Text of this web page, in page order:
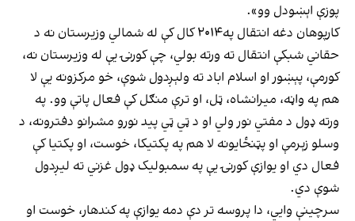
پوزې اېښودل وو».
کارپوهان دغه انتقال په۲۰۱۴ کال کې له شمالي وزیرستان نه د
حقاني شبکې انتقال ته ورته بولي، چې کورنۍ یې له وزیرستان نه،
کورمې، پېښور او اسلام اباد ته ولېږدول شوې، خو مرکزونه یې لا
هم په واڼه، میرانشاه، ټل، او ترې منګل کې فعال پاتې وو. په
ورته ډول د مفتي نور ولي او د ټي ټي پيد نورو مشرانو دفترونه، د
وسلو زېرمې او پټنځایونه لا هم په پکتیکا، خوست، او پکتیا کې
فعال دي او یوازې کورنۍ یې په سمبولیک ډول غزني ته لیږدول
شوې دي.
سرچینې وايي، دا پروسه تر دې دمه یوازې په کندهار، خوست او